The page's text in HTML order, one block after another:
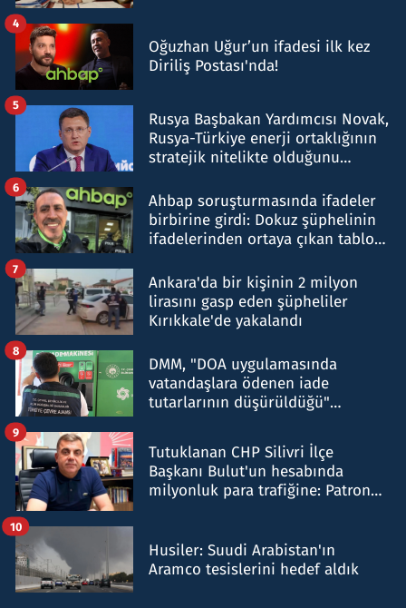
Oğuzhan Uğur’un ifadesi ilk kez
Diriliş Postası'nda!
4
Rusya Başbakan Yardımcısı Novak,
Rusya-Türkiye enerji ortaklığının
stratejik nitelikte olduğunu
5
Ahbap soruşturmasında ifadeler
birbirine girdi: Dokuz şüphelinin
ifadelerinden ortaya çıkan tablo
6
Ankara'da bir kişinin 2 milyon
lirasını gasp eden şüpheliler
Kırıkkale'de yakalandı
7
DMM, "DOA uygulamasında
vatandaşlara ödenen iade
tutarlarının düşürüldüğü"
8
Tutuklanan CHP Silivri İlçe
Başkanı Bulut'un hesabında
milyonluk para trafiğine: Patron
9
Husiler: Suudi Arabistan'ın
Aramco tesislerini hedef aldık
10